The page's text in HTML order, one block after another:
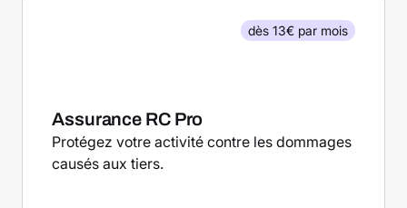
Assurance RC Pro
Protégez votre activité contre les dommages
causés aux tiers.
dès 13€ par mois